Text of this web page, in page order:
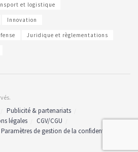
et logistique
Innovation
Juridique et règlementations
Publicité & partenariats
légales
CGV/CGU
Paramètres de gestion de la confidentialité